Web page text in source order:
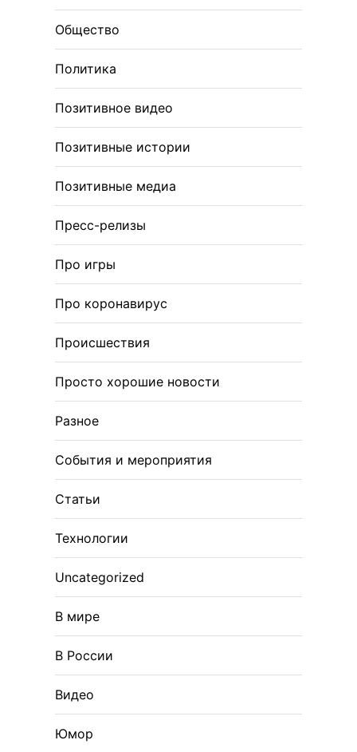
Общество
Политика
Позитивное видео
Позитивные истории
Позитивные медиа
Пресс-релизы
Про игры
Про коронавирус
Происшествия
Просто хорошие новости
Разное
События и мероприятия
Статьи
Технологии
Uncategorized
В мире
В России
Видео
Юмор